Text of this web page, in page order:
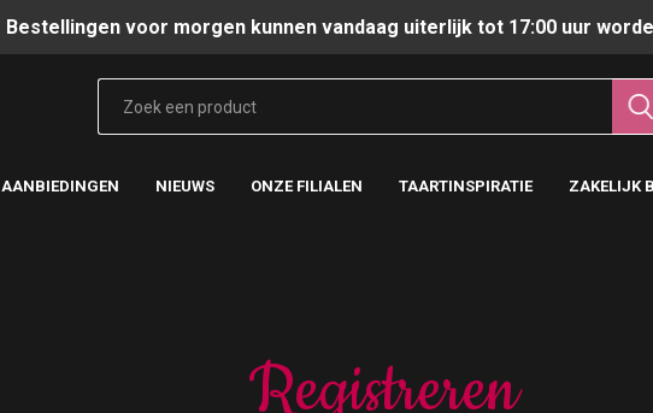
Bestellingen voor morgen kunnen vandaag uiterlijk tot 17:00 uur
AANBIEDINGEN NIEUWS ONZE FILIALEN TAARTINSPIRATIE ZAKELIJK
Registreren